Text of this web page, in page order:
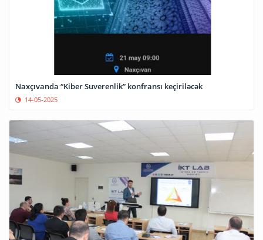
Naxçıvanda “Kiber Suverenlik” konfransı keçiriləcək
14-05-2025